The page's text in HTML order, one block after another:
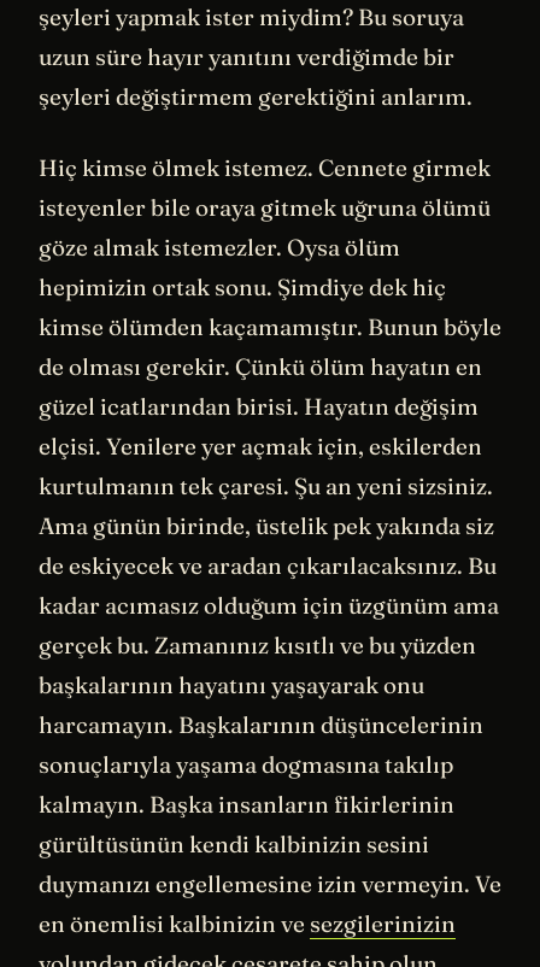
şeyleri yapmak ister miydim? Bu soruya
uzun süre hayır yanıtını verdiğimde bir
şeyleri değiştirmem gerektiğini anlarım.
Hiç kimse ölmek istemez. Cennete girmek
isteyenler bile oraya gitmek uğruna ölümü
göze almak istemezler. Oysa ölüm
hepimizin ortak sonu. Şimdiye dek hiç
kimse ölümden kaçamamıştır. Bunun böyle
de olması gerekir. Çünkü ölüm hayatın en
güzel icatlarından birisi. Hayatın değişim
elçisi. Yenilere yer açmak için, eskilerden
kurtulmanın tek çaresi. Şu an yeni sizsiniz.
Ama günün birinde, üstelik pek yakında siz
de eskiyecek ve aradan çıkarılacaksınız. Bu
kadar acımasız olduğum için üzgünüm ama
gerçek bu. Zamanınız kısıtlı ve bu yüzden
başkalarının hayatını yaşayarak onu
harcamayın. Başkalarının düşüncelerinin
sonuçlarıyla yaşama dogmasına takılıp
kalmayın. Başka insanların fikirlerinin
gürültüsünün kendi kalbinizin sesini
duymanızı engellemesine izin vermeyin. Ve
en önemlisi kalbinizin ve sezgilerinizin